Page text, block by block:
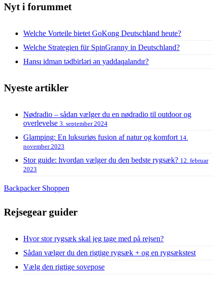
Nyt i forummet
Welche Vorteile bietet GoKong Deutschland heute?
Welche Strategien für SpinGranny in Deutschland?
Hansı idman tədbirləri ən yaddaqalandır?
Nyeste artikler
Nødradio – sådan vælger du en nødradio til outdoor og
overlevelse 3. september 2024
Glamping: En luksuriøs fusion af natur og komfort 14.
november 2023
Stor guide: hvordan vælger du den bedste rygsæk? 12. februar
2023
Backpacker Shoppen
Rejsegear guider
Hvor stor rygsæk skal jeg tage med på rejsen?
Sådan vælger du den rigtige rygsæk + og en rygsækstest
Vælg den rigtige sovepose